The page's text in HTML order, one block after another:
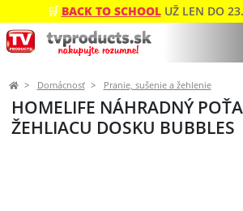
🛒 BACK TO SCHOOL UŽ LEN DO
Domácnosť Pranie, sušenie a žehlenie
HOMELIFE NÁHRADNÝ
ŽEHLIACU DOSKU BUBBLES